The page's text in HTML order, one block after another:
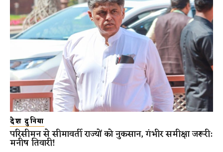
देश दुनिया
परिसीमन से सीमावर्ती राज्यों को नुकसान, गंभीर समीक्षा जरूरी:
मनीष तिवारी!